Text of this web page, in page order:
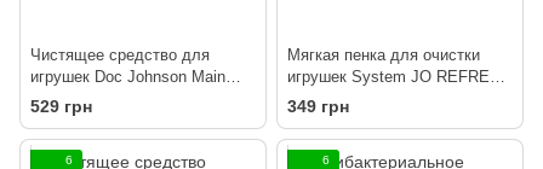
Чистящее средство для
игрушек Doc Johnson Main
Squeeze Toy Cleaner (118 мл)
антибактериальный
529 грн
Мягкая пенка для очистки
игрушек System JO REFRESH
(50 мл) дезинфицирующая,
проникает глубоко
349 грн
6
6